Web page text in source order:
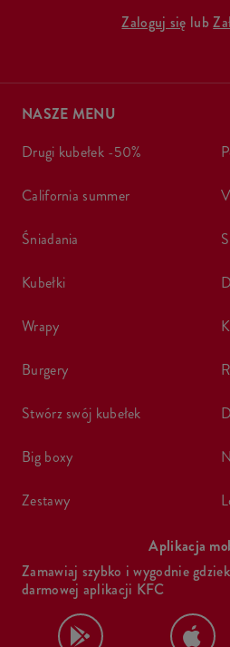
Zaloguj się lub
NASZE MENU
drugi kubełek -50%
california summer
śniadania
kubełki
wrapy
burgery
stwórz swój kubełek
big boxy
zestawy
Aplikacja
Zamawiaj szybko i wygodnie
darmowej aplikacji KFC